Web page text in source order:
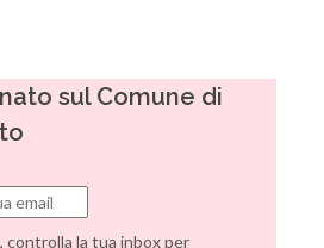
sul Comune di
controlla la tua inbox per